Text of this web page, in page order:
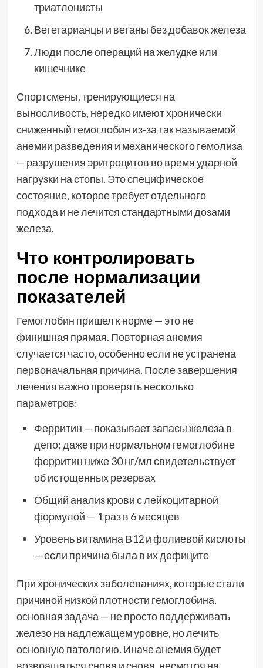
триатлонисты
Вегетарианцы и веганы без добавок железа
Люди после операций на желудке или
кишечнике
Спортсмены, тренирующиеся на
выносливость, нередко имеют хронически
сниженный гемоглобин из-за так называемой
анемии разведения и механического гемолиза
— разрушения эритроцитов во время ударной
нагрузки на стопы. Это специфическое
состояние, которое требует отдельного
подхода и не лечится стандартными дозами
железа.
Что контролировать
после нормализации
показателей
Гемоглобин пришел к норме — это не
финишная прямая. Повторная анемия
случается часто, особенно если не устранена
первоначальная причина. После завершения
лечения важно проверять несколько
параметров:
Ферритин — показывает запасы железа в
депо; даже при нормальном гемоглобине
ферритин ниже 30 нг/мл свидетельствует
об истощенных резервах
Общий анализ крови с лейкоцитарной
формулой — 1 раз в 6 месяцев
Уровень витамина В12 и фолиевой кислоты
— если причина была в их дефиците
При хронических заболеваниях, которые стали
причиной низкой плотности гемоглобина,
основная задача — не просто поддерживать
железо на надлежащем уровне, но лечить
основную патологию. Иначе анемия будет